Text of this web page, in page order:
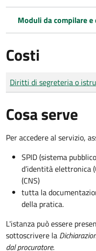
Moduli da compilare
Costi
Tipo di pagamento
Importo
Diritti di segreteria o
Cosa serve
Per accedere al servizio,
SPID (sistema
d’identità elettronica
(CNS)
tutta la
della pratica.
L'istanza può essere
sottoscrivere la
dal procuratore.